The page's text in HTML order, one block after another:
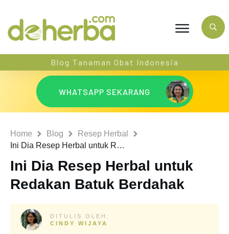
Blog Tanaman Obat Indonesia
WHATSAPP SEKARANG
Home Blog
Resep Herbal
Ini Dia Resep Herbal untuk Redakan Batuk Berdahak
Ini Dia Resep Herbal untuk
Redakan Batuk Berdahak
DITULIS OLEH:
CINDY WIJAYA